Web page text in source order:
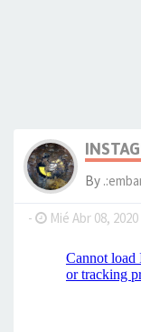
By
- Mié Abr 08, 2020